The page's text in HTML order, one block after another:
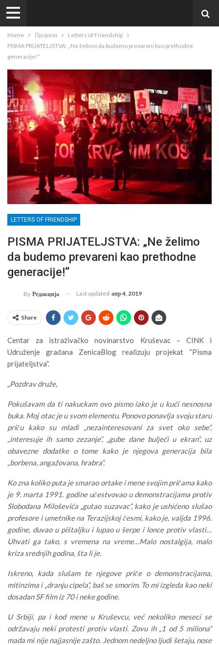
Home Пројекти
Letters of Friendship
PISMA PRIJATELJSTVA: „Ne želimo da budemo prevareni kao prethodne
generacije!“
LETTERS OF FRIENDSHIP
PISMA PRIJATELJSTVA: „Ne želimo
da budemo prevareni kao prethodne
generacije!“
By Редакција Last updated апр 4, 2019
Share
Centar za istraživačko novinarstvo Kruševac – CINK i
Udruženje građana ZenicaBlog realizuju projekat “Pisma
prijateljstva”.
„Pozdrav druže,
Pokušavam da ti nakuckam ovo pismo iako je u kući nesnosna
buka. Moj otac je u svom elementu. Ponovo ponavlja svoju staru
priču kako su mladi „nezainteresovani za svet oko sebe“,
„interesuje ih samo zezanje“, „gube dane buljeći u ekran“, uz
obavezne dodatke o tome kako je njegova generacija bila
„borbena, angažovana, hrabra“.
Ko zna koliko puta je smarao ortake i mene svojim pričama kako
je 9. marta 1991. godine učestvovao u demonstracijama protiv
Slobodana Miloševića „gutao suzavac“, kako je ushićeno slušao
profesore i umetnike na Terazijskoj česmi, kako je, valjda 1996.
godine, duvao u pištaljku i lupao u šerpe i lonce protiv vlasti…
Uhvati ga tako, s vremena na vreme…Malo nostalgija, malo
kriza srednjih godina, šta li je.
Iskreno, kada slušam te njegove priče o demonstracijama,
mitinzima i „dranju cipela“, baš se smorim. To mi izgleda kao neki
dosadan SF film iz 70 i neke godine.
U Srbiji, pa i kod mene u Kruševcu, već nekoliko meseci se
održavaju neki protesti protiv vlasti. Zovu ih „1 od 5 miliona“
mada mi nije najjasnije zašto. Jednom nedeljno ljudi šetaju, nose